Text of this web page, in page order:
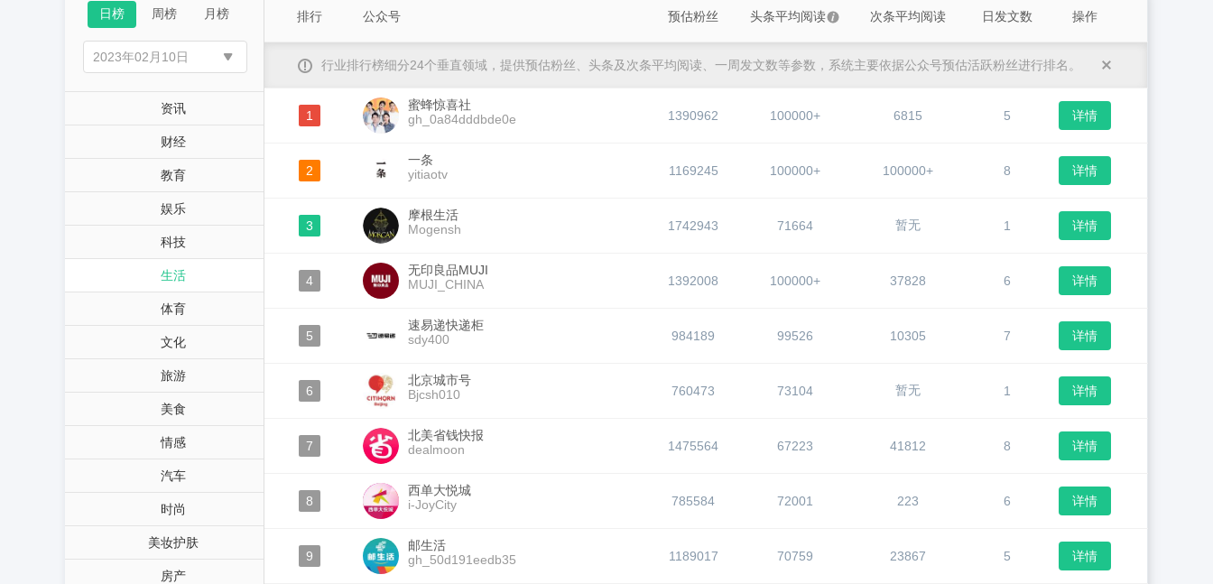
日榜 周榜 月榜
资讯
财经
教育
娱乐
科技
生活
体育
文化
旅游
美食
情感
汽车
时尚
美妆护肤
房产
排行 公众号 预估粉丝 头条平均阅读 次条平均阅读 日发文数 操作
行业排行榜细分24个垂直领域，提供预估粉丝、头条及次条平均阅读、一周发文数等参数，系统主要依据公众号预估活跃粉丝进行排名。
1
蜜蜂惊喜社
gh_0a84dddbde0e
1390962 100000+ 6815 5 详情
2
一条
yitiaotv
1169245 100000+ 100000+ 8 详情
3
摩根生活
Mogensh
1742943 71664 暂无 1 详情
4
无印良品MUJI
MUJI_CHINA
1392008 100000+ 37828 6 详情
5
速易递快递柜
sdy400
984189 99526 10305 7 详情
6
北京城市号
Bjcsh010
760473 73104 暂无 1 详情
7
北美省钱快报
dealmoon
1475564 67223 41812 8 详情
8
西单大悦城
i-JoyCity
785584 72001 223 6 详情
9
邮生活
gh_50d191eedb35
1189017 70759 23867 5 详情